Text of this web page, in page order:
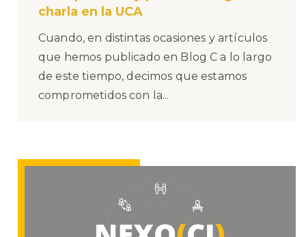
charla en la UCA
Cuando, en distintas ocasiones y artículos
que hemos publicado en Blog C a lo largo
de este tiempo, decimos que estamos
comprometidos con la...